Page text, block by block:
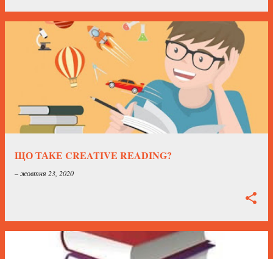
ЩО ТАКЕ CREATIVE READING?
–жовтня 23, 2020